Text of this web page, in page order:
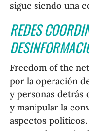
sigue siendo una
REDES
Freedom of the
por la operación
y personas detrás
y manipular la
aspectos